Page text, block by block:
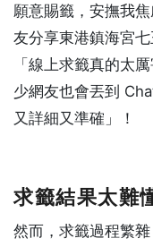
願意賜籤，安撫我
友分享東港鎮海宮
「線上求籤真的太
少網友也會丟到
又詳細又準確」！
求籤結果太難
然而，求籤過程繁